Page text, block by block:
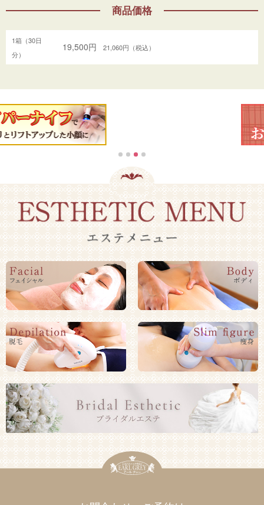
商品価格
1箱（30日
分）
19,500円 21,060円（税込）